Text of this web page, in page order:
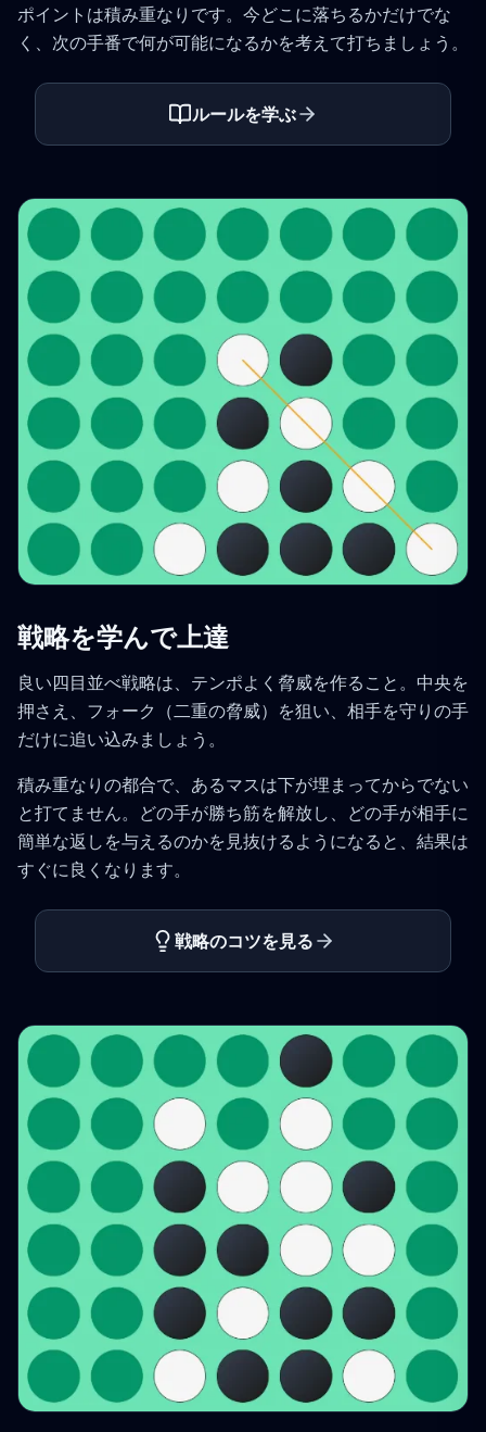
ポイントは積み重なりです。今どこに落ちるかだけでな
く、次の手番で何が可能になるかを考えて打ちましょう。
ルールを学ぶ
戦略を学んで上達
良い四目並べ戦略は、テンポよく脅威を作ること。中央を
押さえ、フォーク（二重の脅威）を狙い、相手を守りの手
だけに追い込みましょう。
積み重なりの都合で、あるマスは下が埋まってからでない
と打てません。どの手が勝ち筋を解放し、どの手が相手に
簡単な返しを与えるのかを見抜けるようになると、結果は
すぐに良くなります。
戦略のコツを見る